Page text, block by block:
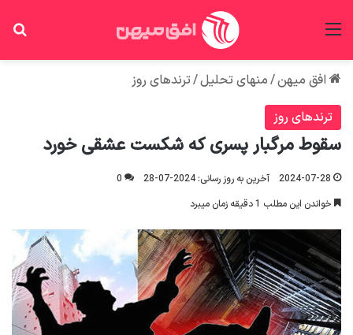
افق میهن/منهای تحلیل/ترندهای روز
ترندهای روز
سقوط مرگبار پسری که شکست عشقی خورد
2024-07-28 آخرین به روز رسانی: 2024-07-28
0
خواندن این مطلب 1 دقیقه زمان میبرد